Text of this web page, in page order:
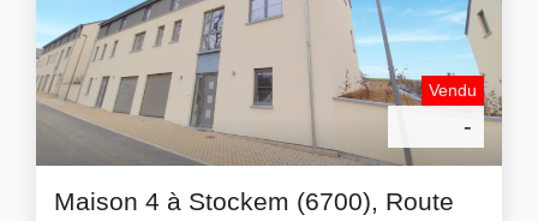
Vendu
-
Maison 4 à Stockem (6700), Route